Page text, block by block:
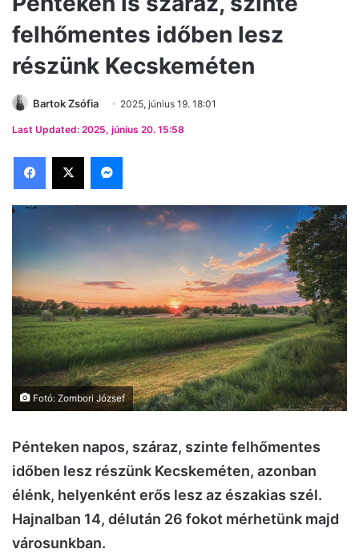
felhőmentes időben lesz
részünk Kecskeméten
Bartok Zsófia 2025, június 19. 18:01
Last Updated: 2025, június 20. 15:58
Facebook
X Messenger
Fotó: Zombori József
Pénteken napos, száraz, szinte felhőmentes
időben lesz részünk Kecskeméten, azonban
élénk, helyenként erős lesz az északias szél.
Hajnalban 14, délután 26 fokot mérhetünk majd
városunkban.